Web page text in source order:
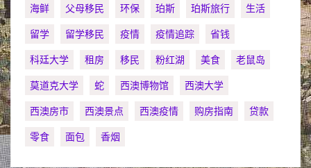
海鲜
父母移民 环保 珀斯 珀斯旅行
生活
留学
留学移民 疫情 疫情追踪
省钱
科廷大学
租房 移民 粉红湖 美食
老鼠岛
莫道克大学
蛇 西澳博物馆
西澳大学
西澳房市
西澳景点 西澳疫情 购房指南
贷款
零食
面包 香烟